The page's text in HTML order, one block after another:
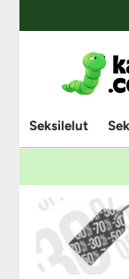
Seksilelut